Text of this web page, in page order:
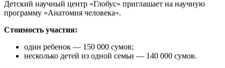
Детский научный центр «Глобус» приглашает на научную
программу «Анатомия человека».
Стоимость участия:
один ребенок — 150 000 сумов;
несколько детей из одной семьи — 140 000 сумов.